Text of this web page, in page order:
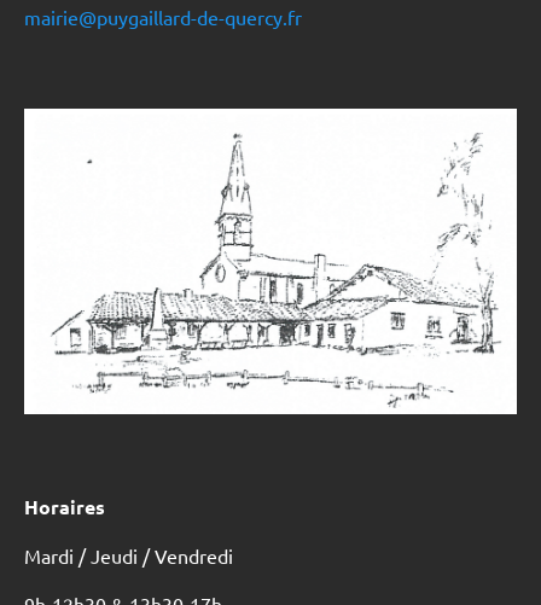
mairie@puygaillard-de-quercy.fr
Horaires
Mardi / Jeudi / Vendredi